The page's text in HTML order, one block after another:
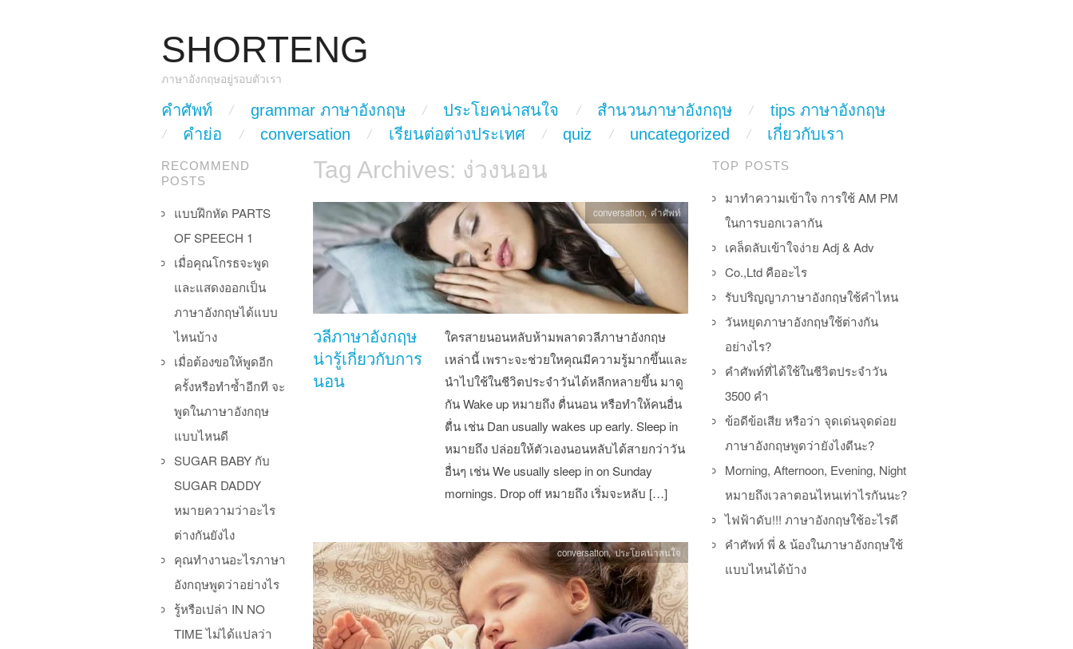
SHORTENG
ภาษาอังกฤษอยู่รอบตัวเรา
Main Menu
skip to content
คำศัพท์ grammar ภาษาอังกฤษ ประโยคน่าสนใจ สำนวนภาษาอังกฤษ
tips ภาษาอังกฤษ
คำย่อ
conversation เรียนต่อต่างประเทศ quiz uncategorized เกี่ยวกับเรา
Tag Archives: ง่วงนอน
วลีภาษาอังกฤษ
น่ารู้เกี่ยวกับการ
นอน
ใครสายนอนหลับห้ามพลาดวลีภาษาอังกฤษ
เหล่านี้ เพราะจะช่วยใหคุณมีความรู้มากขึ้นและ
นำไปใช้ในชีวิตประจำวันได้หลีกหลายขึ้น มาดู
กัน Wake up หมายถึง ตื่นนอน หรือทำให้คนอื่น
ตื่น เช่น Dan usually wakes up early. Sleep in
หมายถึง ปล่อยให้ตัวเองนอนหลับได้สายกว่าวัน
อื่นๆ เช่น We usually sleep in on Sunday
mornings. Drop off หมายถึง เริ่มจะหลับ […]
conversation, คำศัพท์
conversation,ประโยคน่าสนใจ
RECOMMEND
POSTS
แบบฝึกหัด PARTS
OF SPEECH 1
เมื่อคุณโกรธจะพูด
และแสดงออกเป็น
ภาษาอังกฤษได้แบบ
ไหนบ้าง
เมื่อต้องขอให้พูดอีก
ครั้งหรือทำซ้ำอีกที จะ
พูดในภาษาอังกฤษ
แบบไหนดี
SUGAR BABY กับ
SUGAR DADDY
หมายความว่าอะไร
ต่างกันยังไง
คุณทำงานอะไรภาษา
อังกฤษพูดว่าอย่างไร
รู้หรือเปล่า IN NO
TIME ไม่ได้แปลว่า
TOP POSTS
มาทำความเข้าใจ การใช้ AM PM
ในการบอกเวลากัน
เคล็ดลับเข้าใจง่าย Adj & Adv
Co.,Ltd คืออะไร
รับปริญญาภาษาอังกฤษใช้คำไหน
วันหยุดภาษาอังกฤษใช้ต่างกัน
อย่างไร?
คำศัพท์ที่ได้ใช้ในชีวิตประจำวัน
3500 คำ
ข้อดีข้อเสีย หรือว่า จุดเด่นจุดด่อย
ภาษาอังกฤษพูดว่ายังไงดีนะ?
Morning, Afternoon, Evening, Night
หมายถึงเวลาตอนไหนเท่าไรกันนะ?
ไฟฟ้าดับ!!! ภาษาอังกฤษใช้อะไรดี
คำศัพท์ พี่ & น้องในภาษาอังกฤษใช้
แบบไหนได้บ้าง